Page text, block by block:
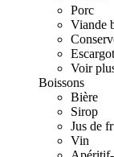
Porc
Viande
Voir
Boissons
Bière
Sirop
Jus de
Vin